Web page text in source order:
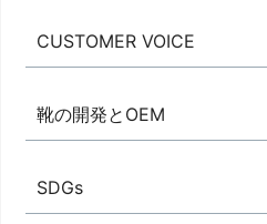
CUSTOMER VOICE
靴の開発とOEM
SDGs